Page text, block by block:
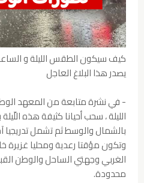
كيف سيكون الطقس الليلة و
يصدر هذا البلاغ العاجل
- في نشرة متابعة من المعهد
الليلة ، سحب أحيانا كثيفة هذه
بالشمال والوسط ثم تشمل تدريجيا
وتكون مؤقتا رعدية ومحليا
الغربي وجهتي الساحل والوطن
محدودة.